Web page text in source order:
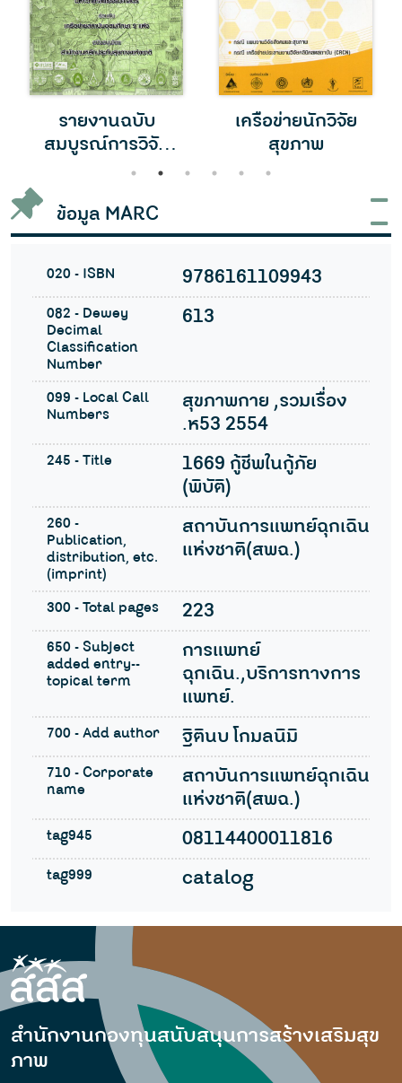
รายงานฉบับ
สมบูรณ์การวิจัย
นโยบายสาธารณะ
เครือข่ายนักวิจัย
สุขภาพ
1 2 3 4 5 6
ข้อมูล MARC
020 - ISBN 9786161109943
082 - Dewey
Decimal
Classification
Number
613
099 - Local Call
Numbers
สุขภาพกาย ,รวมเรื่อง
.ห53 2554
245 - Title
1669 กู้ชีพในกู้ภัย
(พิบัติ)
260 -
Publication,
distribution, etc.
(imprint)
สถาบันการแพทย์ฉุกเฉิน
แห่งชาติ(สพฉ.)
300 - Total pages 223
650 - Subject
added entry--
topical term
การแพทย์
ฉุกเฉิน.,บริการทางการ
แพทย์.
700 - Add author ฐิตินบ โกมลนิมิ
710 - Corporate
name
สถาบันการแพทย์ฉุกเฉิน
แห่งชาติ(สพฉ.)
tag945 08114400011816
tag999 catalog
สำนักงานกองทุนสนับสนุนการสร้างเสริมสุข
ภาพ